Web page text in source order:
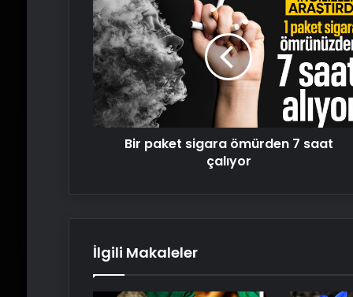
paket
sigara
ömürden
7
saat
çalıyor
Bir paket sigara ömürden 7 saat
çalıyor
İlgili Makaleler